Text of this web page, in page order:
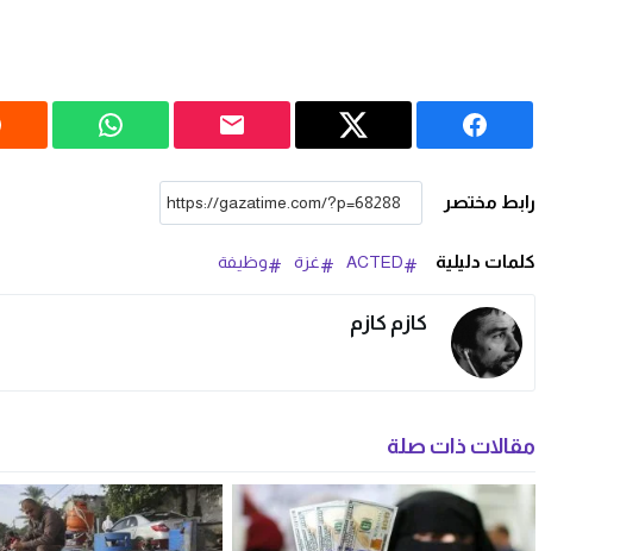
رابط مختصر
كلمات دليلية ACTED غزة وظيفة
كازم كازم
مقالات ذات صلة